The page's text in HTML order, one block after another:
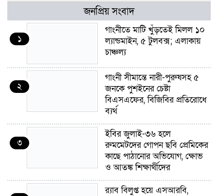
জনপ্রিয় সংবাদ
১
গাংনীতে মাটি খুঁড়তেই মিলল ১০
ল্যান্ডমাইন, ৫ টুলবক্স; এলাকায়
চাঞ্চল্য
২
গাংনী সীমান্তে নারী-পুরুষসহ ৫
জনকে পুশইনের চেষ্টা
বিএসএফের, বিজিবির প্রতিরোধে
ব্যর্থ
৩
ইবির জুলাই-৩৬ হলে
রুমমেটদের গোপন ছবি প্রেমিকের
কাছে পাঠানোর অভিযোগ, ক্ষোভ
ও আতঙ্ক শিক্ষার্থীদের
র‍্যাব বিলুপ্ত হয়ে এসআরবি,